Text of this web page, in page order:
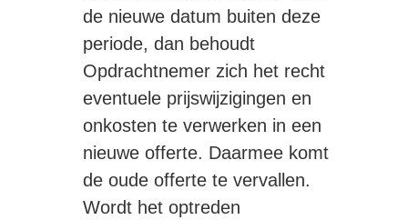
de nieuwe datum buiten deze
periode, dan behoudt
Opdrachtnemer zich het recht
eventuele prijswijzigingen en
onkosten te verwerken in een
nieuwe offerte. Daarmee komt
de oude offerte te vervallen.
Wordt het optreden